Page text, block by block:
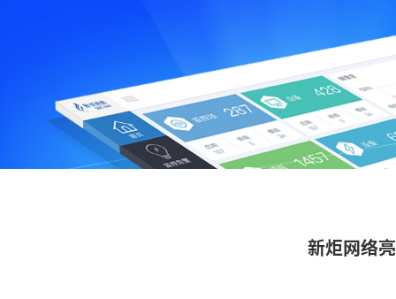
新炬网络